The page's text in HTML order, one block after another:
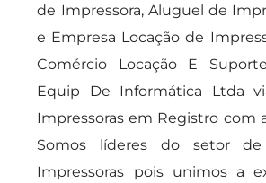
de Impressora, Aluguel de
e Empresa Locação de
Comércio Locação E
Equip De Informática Ltda
Impressoras em Registro com
Somos líderes do setor de
Impressoras pois unimos a